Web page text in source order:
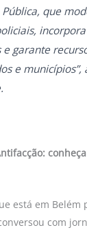
Pública, que
e garante
e municípios”,
está em Belém
com